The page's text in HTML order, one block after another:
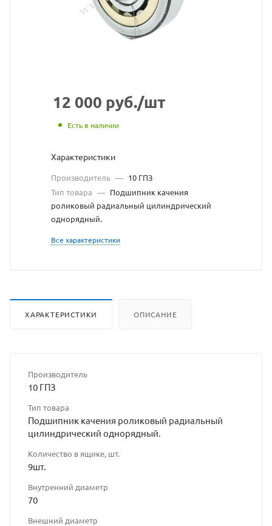
сайта
https://
без
разрешения
сайта
12 000 руб./шт
Есть в наличии
Характеристики
Производитель — 10 ГПЗ
Тип товара — Подшипник качения
роликовый радиальный цилиндрический
однорядный.
Все характеристики
ХАРАКТЕРИСТИКИ ОПИСАНИЕ
Производитель
10 ГПЗ
Тип товара
Подшипник качения роликовый радиальный
цилиндрический однорядный.
Количество в ящике, шт.
9шт.
Внутренний диаметр
70
Внешний диаметр